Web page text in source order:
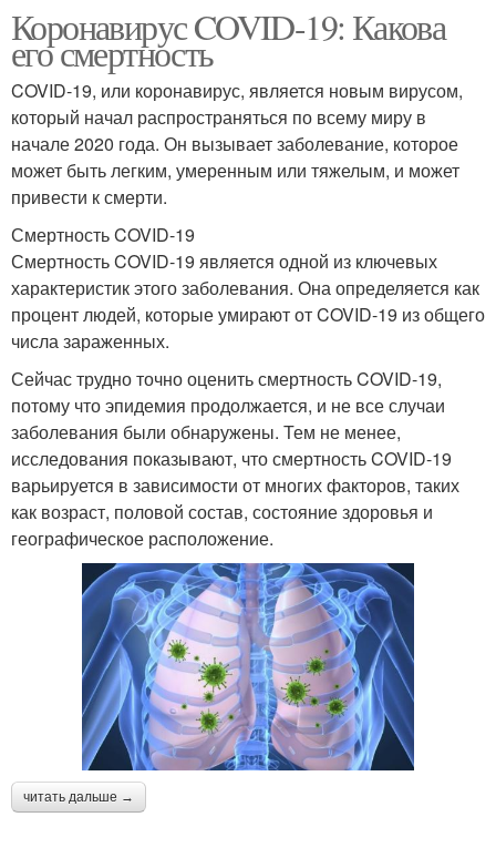
Коронавирус COVID-19: Какова
его смертность
COVID-19, или коронавирус, является новым вирусом,
который начал распространяться по всему миру в
начале 2020 года. Он вызывает заболевание, которое
может быть легким, умеренным или тяжелым, и может
привести к смерти.
Смертность COVID-19
Смертность COVID-19 является одной из ключевых
характеристик этого заболевания. Она определяется как
процент людей, которые умирают от COVID-19 из общего
числа зараженных.
Сейчас трудно точно оценить смертность COVID-19,
потому что эпидемия продолжается, и не все случаи
заболевания были обнаружены. Тем не менее,
исследования показывают, что смертность COVID-19
варьируется в зависимости от многих факторов, таких
как возраст, половой состав, состояние здоровья и
географическое расположение.
читать дальше →